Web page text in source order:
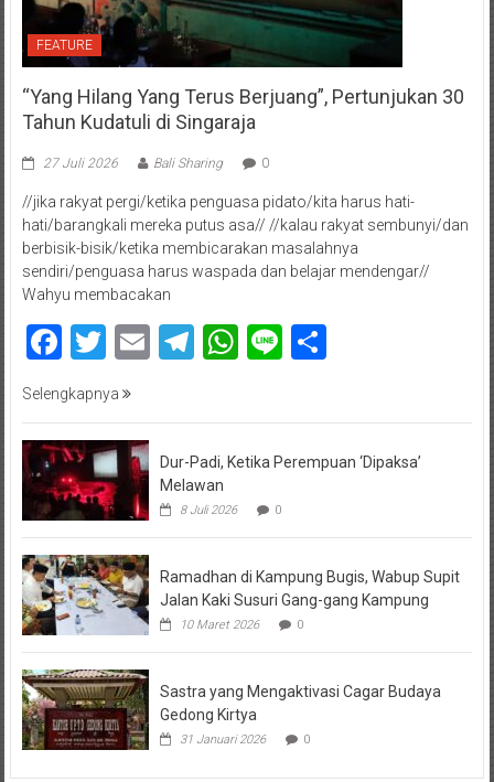
FEATURE
“Yang Hilang Yang Terus Berjuang”, Pertunjukan 30
Tahun Kudatuli di Singaraja
27 Juli 2026 Bali Sharing 0
//jika rakyat pergi/ketika penguasa pidato/kita harus hati-
hati/barangkali mereka putus asa// //kalau rakyat sembunyi/dan
berbisik-bisik/ketika membicarakan masalahnya
sendiri/penguasa harus waspada dan belajar mendengar//
Wahyu membacakan
Facebook
Twitter
EmailTelegram
WhatsApp
LineShare
Selengkapnya
Dur-Padi, Ketika Perempuan ‘Dipaksa’
Melawan
8 Juli 2026 0
Ramadhan di Kampung Bugis, Wabup Supit
Jalan Kaki Susuri Gang-gang Kampung
10 Maret 2026 0
Sastra yang Mengaktivasi Cagar Budaya
Gedong Kirtya
31 Januari 2026 0